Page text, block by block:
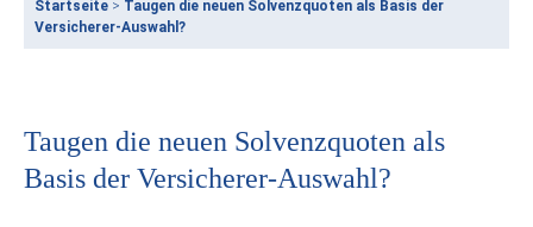
Startseite > Taugen die neuen Solvenzquoten als Basis der
Versicherer-Auswahl?
Taugen die neuen Solvenzquoten als
Basis der Versicherer-Auswahl?